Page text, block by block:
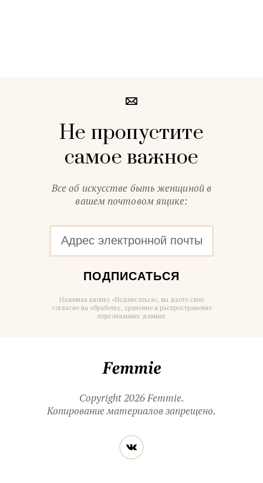
Не пропустите
самое важное
Все об искусстве быть женщиной в
вашем почтовом ящике:
ПОДПИСАТЬСЯ
Нажимая кнопку «Подписаться», вы даете свое
согласие на обработку, хранение и распространение
персональных данных
Copyright 2026 Femmie.
Копирование материалов запрещено.
Читайте
нас
в социальных